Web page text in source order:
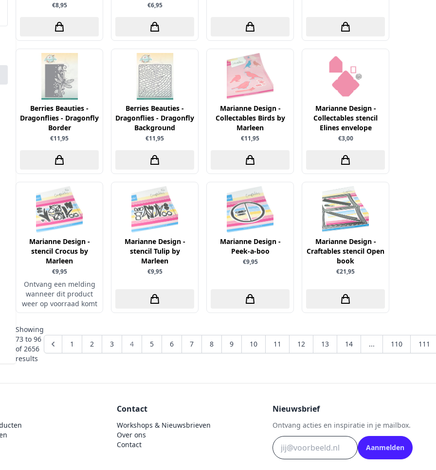
€8,95 €6,95
Berries Beauties -
Dragonflies - Dragonfly
Border
€11,95
Berries Beauties -
Dragonflies - Dragonfly
Background
€11,95
Marianne Design -
Collectables Birds by
Marleen
€11,95
Marianne Design -
Collectables stencil
Elines envelope
€3,00
Marianne Design -
stencil Crocus by
Marleen
€9,95
Ontvang een melding
wanneer dit product
weer op voorraad komt
Marianne Design -
stencil Tulip by
Marleen
€9,95
Marianne Design -
Peek-a-boo
€9,95
Marianne Design -
Craftables stencil Open
book
€21,95
Showing
73 to 96
of2656
results
1 2 3 4 5 6 7 8 9 10 11 12 13 14 ... 110 111
Contact
Workshops & Nieuwsbrieven
Over ons
Contact
Nieuwsbrief
Ontvang acties en inspiratie in je mailbox.
Aanmelden